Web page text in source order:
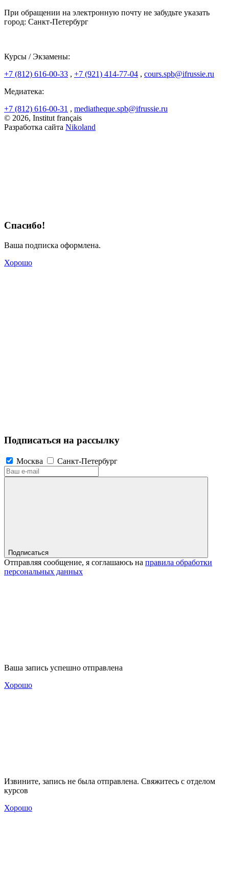
При обращении на электронную почту не забудьте указать
город: Санкт-Петербург
Курсы / Экзамены:
+7 (812) 616-00-33 , +7 (921) 414-77-04 , cours.spb@ifrussie.ru
Медиатека:
+7 (812) 616-00-31 , mediatheque.spb@ifrussie.ru
© 2026, Institut français
Разработка сайта Nikoland
Спасибо!
Ваша подписка оформлена.
Хорошо
Подписаться на рассылку
Москва Санкт-Петербург
Подписаться
Отправляя сообщение, я соглашаюсь на правила обработки
персональных данных
Ваша запись успешно отправлена
Хорошо
Извините, запись не была отправлена. Свяжитесь с отделом
курсов
Хорошо